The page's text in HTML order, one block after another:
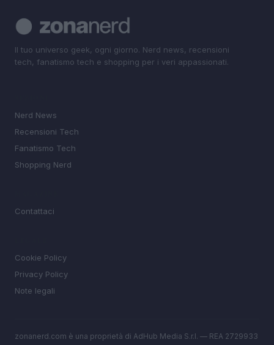
Il tuo universo geek, ogni giorno. Nerd news, recensioni
tech, fanatismo tech e shopping per i veri appassionati.
Nerd News
Recensioni Tech
Fanatismo Tech
Shopping Nerd
Contattaci
Cookie Policy
Privacy Policy
Note legali
zonanerd.com è una proprietà di AdHub Media S.r.l. — REA 2729933